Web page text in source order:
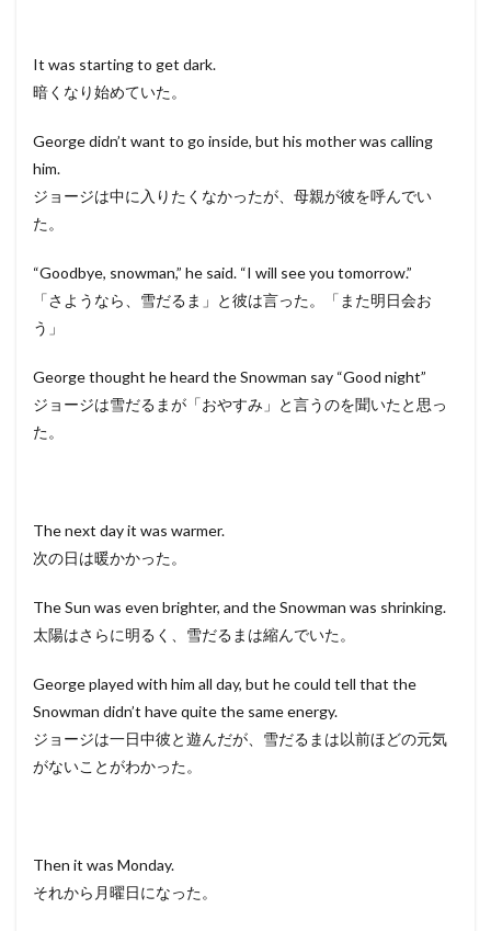
It was starting to get dark.
暗くなり始めていた。
George didn’t want to go inside, but his mother was calling
him.
ジョージは中に入りたくなかったが、母親が彼を呼んでい
た。
“Goodbye, snowman,” he said. “I will see you tomorrow.”
「さようなら、雪だるま」と彼は言った。「また明日会お
う」
George thought he heard the Snowman say “Good night”
ジョージは雪だるまが「おやすみ」と言うのを聞いたと思っ
た。
The next day it was warmer.
次の日は暖かかった。
The Sun was even brighter, and the Snowman was shrinking.
太陽はさらに明るく、雪だるまは縮んでいた。
George played with him all day, but he could tell that the
Snowman didn’t have quite the same energy.
ジョージは一日中彼と遊んだが、雪だるまは以前ほどの元気
がないことがわかった。
Then it was Monday.
それから月曜日になった。